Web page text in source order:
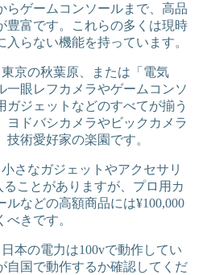
らゲームコンソールまで、高品
豊富です。これらの多くは現時
らない機能を持っています。
東京の秋葉原、または「電気
一眼レフカメラやゲームコンソ
ガジェットなどのすべてが揃う
ヨドバシカメラやビックカメラ
術愛好家の楽園です。
さなガジェットやアクセサリ
ることがありますが、プロ用カ
ルなどの高額商品には¥100,000
きです。
日本の電力は100vで動作してい
自国で動作するか確認してくだ